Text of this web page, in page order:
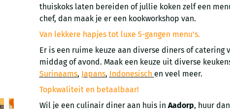
thuiskoks laten bereiden of jullie koken zelf een
chef, dan maak je er een kookworkshop van.
Van lekkere hapjes tot luxe 5-gangen menu's.
Er is een ruime keuze aan diverse diners of catering
middag of avond. Maak een keuze uit diverse
Surinaams, Japans, Indonesisch en veel meer.
Topkwaliteit en betaalbaar!
Wil je een culinair diner aan huis in Aadorp, huur